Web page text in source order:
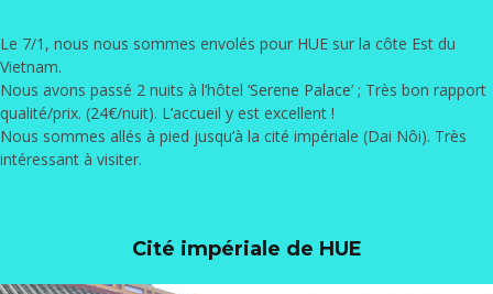
Le 7/1, nous nous sommes envolés pour HUE sur la côte Est du
Vietnam.
Nous avons passé 2 nuits à l’hôtel ‘Serene Palace’ ; Très bon rapport
qualité/prix. (24€/nuit). L’accueil y est excellent !
Nous sommes allés à pied jusqu’à la cité impériale (Dai Nôi). Très
intéressant à visiter.
Cité impériale de HUE